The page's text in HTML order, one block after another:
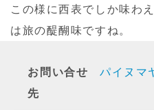
この様に西表でしか味わ
は旅の醍醐味ですね。
お問い合せ
先
パイヌマ